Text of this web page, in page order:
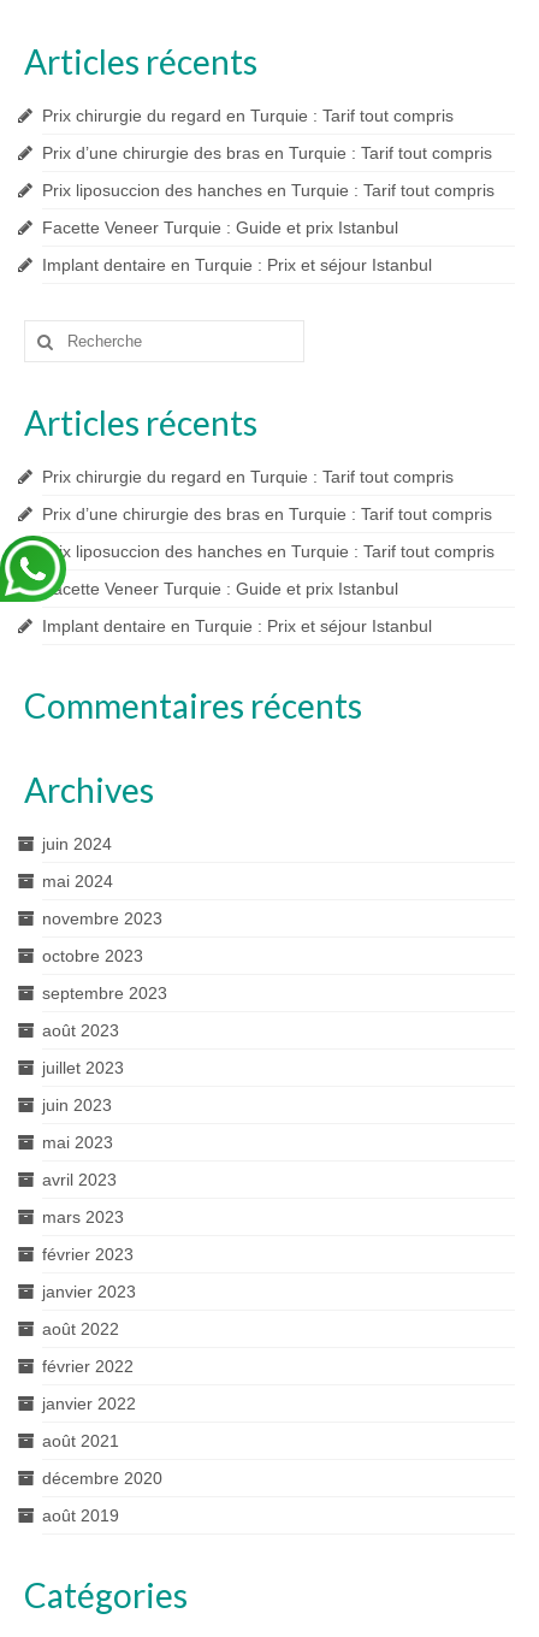
Articles récents
Prix chirurgie du regard en Turquie : Tarif tout compris
Prix d’une chirurgie des bras en Turquie : Tarif tout compris
Prix liposuccion des hanches en Turquie : Tarif tout compris
Facette Veneer Turquie : Guide et prix Istanbul
Implant dentaire en Turquie : Prix et séjour Istanbul
Rechercher
Articles récents
Prix chirurgie du regard en Turquie : Tarif tout compris
Prix d’une chirurgie des bras en Turquie : Tarif tout compris
Prix liposuccion des hanches en Turquie : Tarif tout compris
Facette Veneer Turquie : Guide et prix Istanbul
Implant dentaire en Turquie : Prix et séjour Istanbul
Commentaires récents
Archives
juin 2024
mai 2024
novembre 2023
octobre 2023
septembre 2023
août 2023
juillet 2023
juin 2023
mai 2023
avril 2023
mars 2023
février 2023
janvier 2023
août 2022
février 2022
janvier 2022
août 2021
décembre 2020
août 2019
Catégories